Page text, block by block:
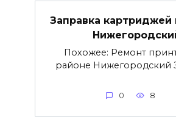
Заправка картриджей
Похожее: Ремонт
районе Нижегородский
0 8